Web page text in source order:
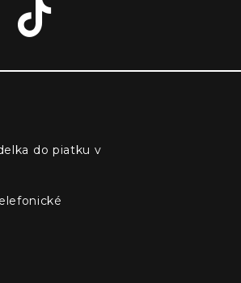
do piatku v